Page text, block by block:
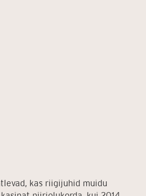
kas riigijuhid muidu